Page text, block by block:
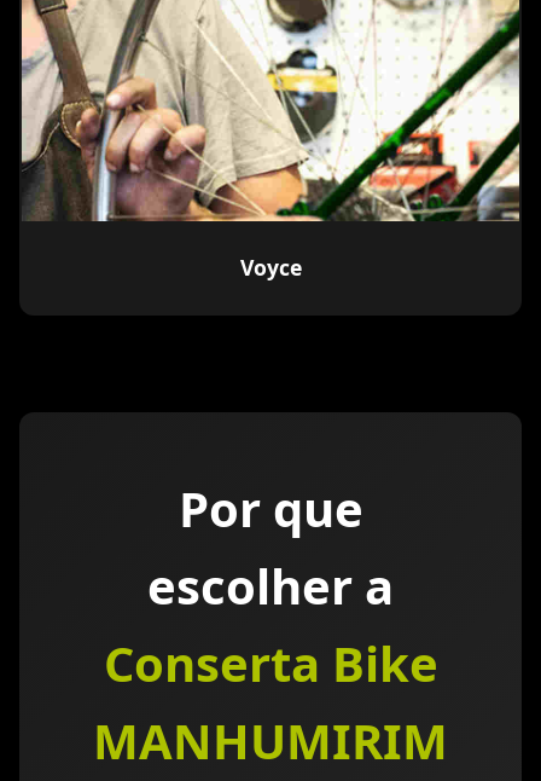
Voyce
Por que
escolher a
Conserta Bike
MANHUMIRIM